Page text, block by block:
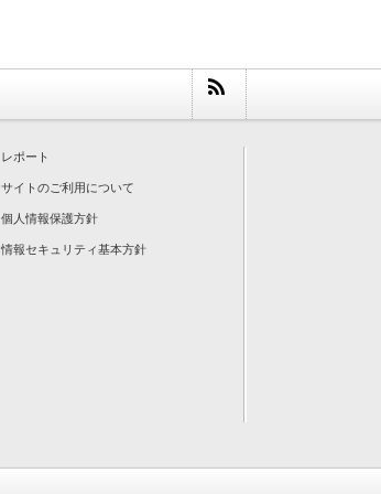
レポート
サイトのご利用について
個人情報保護方針
情報セキュリティ基本方針